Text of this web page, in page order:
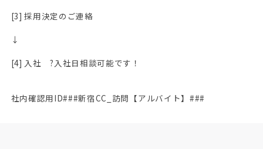
[3] 採用決定のご連絡
↓
[4] 入社 ?入社日相談可能です！
社内確認用ID###新宿CC_訪問【アルバイト】###